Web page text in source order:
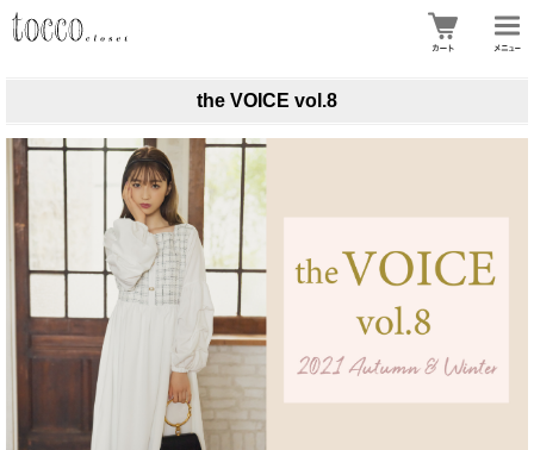
the VOICE vol.8